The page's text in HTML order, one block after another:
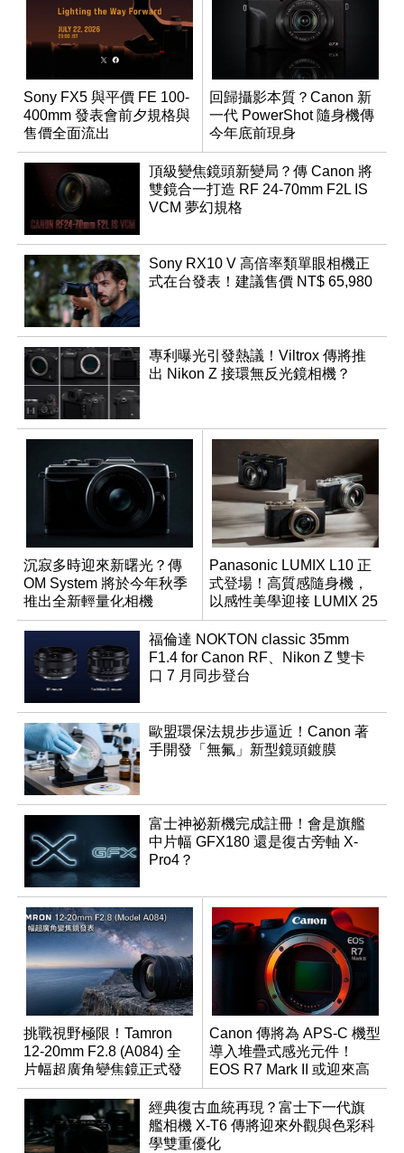
Sony FX5 與平價 FE 100-
400mm 發表會前夕規格與
售價全面流出
回歸攝影本質？Canon 新
一代 PowerShot 隨身機傳
今年底前現身
頂級變焦鏡頭新變局？傳 Canon 將
雙鏡合一打造 RF 24-70mm F2L IS
VCM 夢幻規格
Sony RX10 V 高倍率類單眼相機正
式在台發表！建議售價 NT$ 65,980
專利曝光引發熱議！Viltrox 傳將推
出 Nikon Z 接環無反光鏡相機？
沉寂多時迎來新曙光？傳
OM System 將於今年秋季
推出全新輕量化相機
Panasonic LUMIX L10 正
式登場！高質感隨身機，
以感性美學迎接 LUMIX 25
週年
福倫達 NOKTON classic 35mm
F1.4 for Canon RF、Nikon Z 雙卡
口 7 月同步登台
歐盟環保法規步步逼近！Canon 著
手開發「無氟」新型鏡頭鍍膜
富士神祕新機完成註冊！會是旗艦
中片幅 GFX180 還是復古旁軸 X-
Pro4？
挑戰視野極限！Tamron
12-20mm F2.8 (A084) 全
片幅超廣角變焦鏡正式發
表
Canon 傳將為 APS-C 機型
導入堆疊式感光元件！
EOS R7 Mark II 或迎來高
速讀出升級
經典復古血統再現？富士下一代旗
艦相機 X-T6 傳將迎來外觀與色彩科
學雙重優化